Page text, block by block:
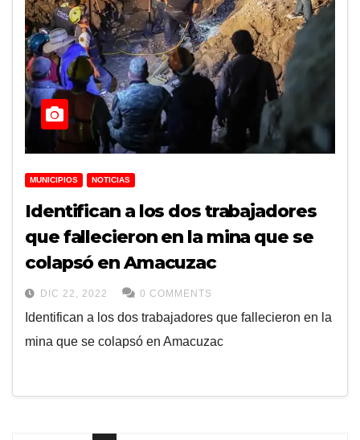
MUNICIPIOS NOTICIAS
Identifican a los dos trabajadores
que fallecieron en la mina que se
colapsó en Amacuzac
DIC 22, 2022 0 COMMENTS
Identifican a los dos trabajadores que fallecieron en la
mina que se colapsó en Amacuzac